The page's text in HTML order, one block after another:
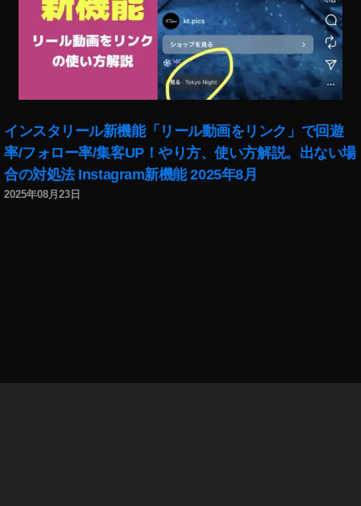
インスタリール新機能「リール動画をリンク」で回遊
率/フォロー率/集客UP！やり方、使い方解説。出ない場
合の対処法 Instagram新機能 2025年8月
2025年08月23日